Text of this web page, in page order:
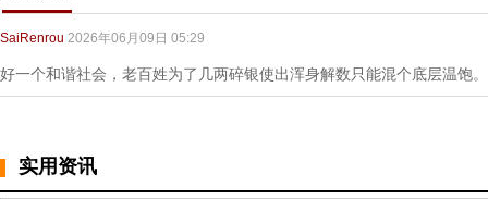
SaiRenrou 2026年06月09日 05:29
好一个和谐社会，老百姓为了几两碎银使出浑身解数只能混个底层温饱。
实用资讯